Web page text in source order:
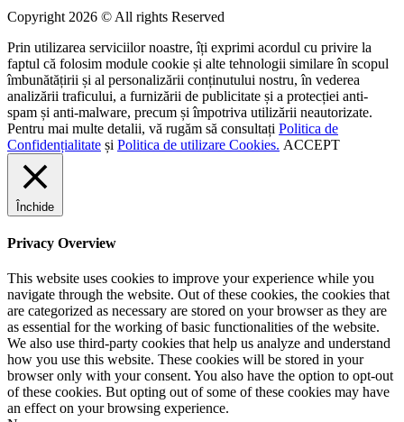
Copyright 2026 © All rights Reserved
Prin utilizarea serviciilor noastre, îți exprimi acordul cu privire la
faptul că folosim module cookie și alte tehnologii similare în scopul
îmbunătățirii și al personalizării conținutului nostru, în vederea
analizării traficului, a furnizării de publicitate și a protecției anti-
spam și anti-malware, precum și împotriva utilizării neautorizate.
Pentru mai multe detalii, vă rugăm să consultați Politica de
Confidențialitate și Politica de utilizare Cookies. ACCEPT
Închide
Privacy Overview
This website uses cookies to improve your experience while you
navigate through the website. Out of these cookies, the cookies that
are categorized as necessary are stored on your browser as they are
as essential for the working of basic functionalities of the website.
We also use third-party cookies that help us analyze and understand
how you use this website. These cookies will be stored in your
browser only with your consent. You also have the option to opt-out
of these cookies. But opting out of some of these cookies may have
an effect on your browsing experience.